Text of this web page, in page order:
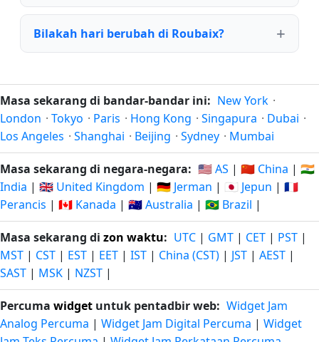
Bilakah hari berubah di Roubaix?
Masa sekarang di bandar-bandar ini: New York ·
London · Tokyo · Paris · Hong Kong · Singapura · Dubai ·
Los Angeles · Shanghai · Beijing · Sydney · Mumbai
Masa sekarang di negara-negara: 🇺🇸 AS | 🇨🇳 China | 🇮🇳
India | 🇬🇧 United Kingdom | 🇩🇪 Jerman | 🇯🇵 Jepun | 🇫🇷
Perancis | 🇨🇦 Kanada | 🇦🇺 Australia | 🇧🇷 Brazil |
Masa sekarang di zon waktu: UTC | GMT | CET | PST |
MST | CST | EST | EET | IST | China (CST) | JST | AEST |
SAST | MSK | NZST |
Percuma widget untuk pentadbir web: Widget Jam
Analog Percuma | Widget Jam Digital Percuma | Widget